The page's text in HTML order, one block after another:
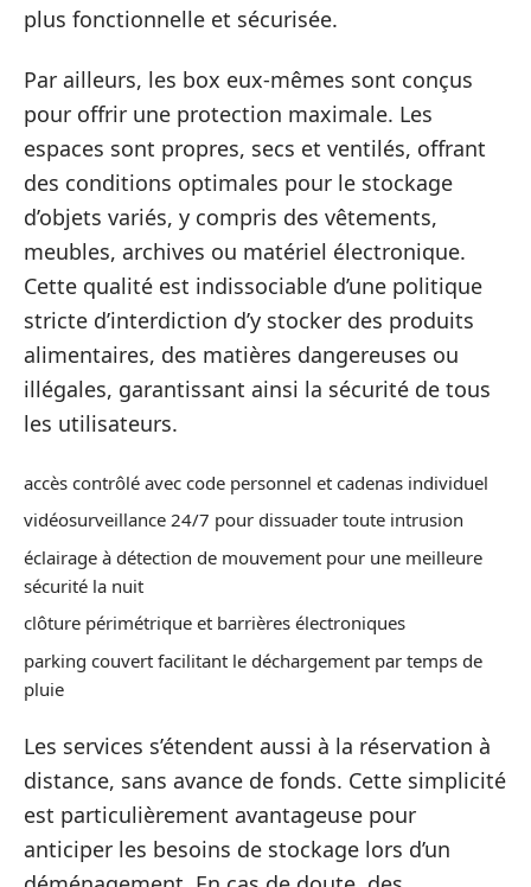
plus fonctionnelle et sécurisée.
Par ailleurs, les box eux-mêmes sont conçus
pour offrir une protection maximale. Les
espaces sont propres, secs et ventilés, offrant
des conditions optimales pour le stockage
d’objets variés, y compris des vêtements,
meubles, archives ou matériel électronique.
Cette qualité est indissociable d’une politique
stricte d’interdiction d’y stocker des produits
alimentaires, des matières dangereuses ou
illégales, garantissant ainsi la sécurité de tous
les utilisateurs.
accès contrôlé avec code personnel et cadenas individuel
vidéosurveillance 24/7 pour dissuader toute intrusion
éclairage à détection de mouvement pour une meilleure
sécurité la nuit
clôture périmétrique et barrières électroniques
parking couvert facilitant le déchargement par temps de
pluie
Les services s’étendent aussi à la réservation à
distance, sans avance de fonds. Cette simplicité
est particulièrement avantageuse pour
anticiper les besoins de stockage lors d’un